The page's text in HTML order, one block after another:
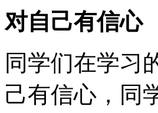
对自己有信心
同学们在学习
己有信心，同